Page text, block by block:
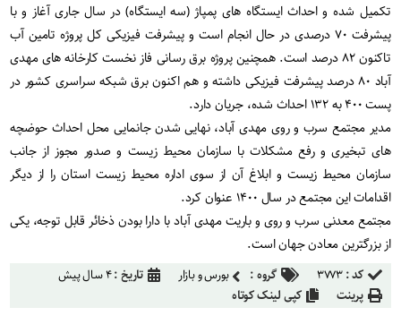
تکمیل شده و احداث ایستگاه های پمپاژ (سه ایستگاه) در سال جاری آغاز و با
پیشرفت ۷۰ درصدی در حال انجام است و پیشرفت فیزیکی کل پروژه تامین آب
تاکنون ۸۲ درصد است. همچنین پروژه برق رسانی فاز نخست کارخانه های مهدی
آباد ۸۰ درصد پیشرفت فیزیکی داشته و هم اکنون برق شبکه سراسری کشور در
پست ۴۰۰ به ۱۳۲ احداث شده، جریان دارد.
مدیر مجتمع سرب و روی مهدی آباد، نهایی شدن جانمایی محل احداث حوضچه
های تبخیری و رفع مشکلات با سازمان محیط زیست و صدور مجوز از جانب
سازمان محیط زیست و ابلاغ آن از سوی اداره محیط زیست استان را از دیگر
اقدامات این مجتمع در سال ۱۴۰۰ عنوان کرد.
مجتمع معدنی سرب و روی و باریت مهدی آباد با دارا بودن ذخائر قابل توجه، یکی
از بزرگترین معادن جهان است.
کد :۳۷۷۳ گروه : بورس و بازار تاریخ :۴ سال پیش
پرینت
کپی لینک کوتاه